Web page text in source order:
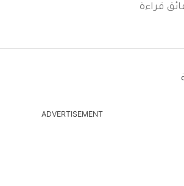
قراءة
ADVERTISEMENT